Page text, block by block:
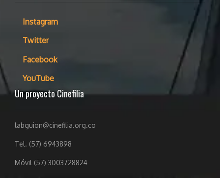
Instagram
Twitter
Facebook
YouTube
Un proyecto Cinefilia
labguion@cinefilia.org.co
Tel. (57) 6943898
Móvil (57) 3003728824